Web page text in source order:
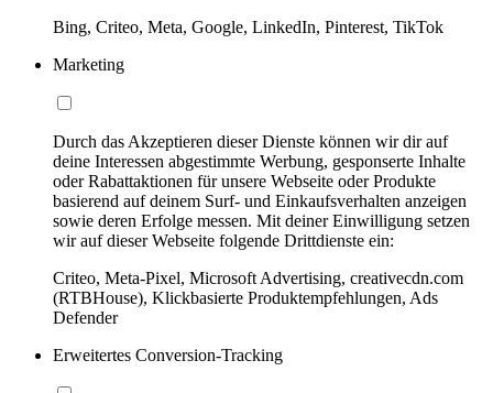
Bing, Criteo, Meta, Google, LinkedIn, Pinterest, TikTok
Marketing
Durch das Akzeptieren dieser Dienste können wir dir auf
deine Interessen abgestimmte Werbung, gesponserte Inhalte
oder Rabattaktionen für unsere Webseite oder Produkte
basierend auf deinem Surf- und Einkaufsverhalten anzeigen
sowie deren Erfolge messen. Mit deiner Einwilligung setzen
wir auf dieser Webseite folgende Drittdienste ein:
Criteo, Meta-Pixel, Microsoft Advertising, creativecdn.com
(RTBHouse), Klickbasierte Produktempfehlungen, Ads
Defender
Erweitertes Conversion-Tracking